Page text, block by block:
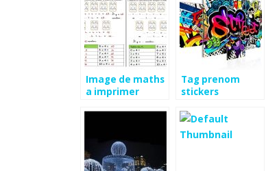
Image de maths
a imprimer
Tag prenom
stickers